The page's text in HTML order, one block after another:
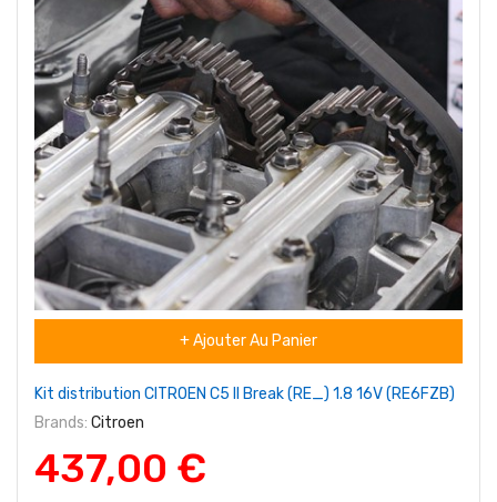
+ Ajouter Au Panier
Kit distribution CITROEN C5 II Break (RE_) 1.8 16V (RE6FZB)
Brands: Citroen
437,00 €